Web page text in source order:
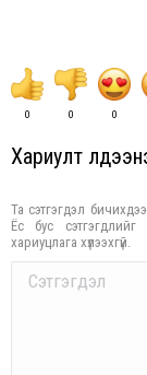
0 0 0
Хариулт үлдээнэ
Та сэтгэгдэл
Ёс бус
хариуцлага хүлээхгүй.
Comment